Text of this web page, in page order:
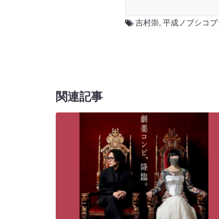
吉村崇, 平成ノブシコブ
関連記事